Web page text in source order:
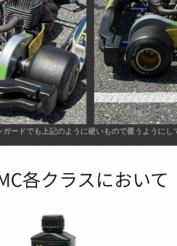
ガードでも上記のように硬いもので覆うようにし